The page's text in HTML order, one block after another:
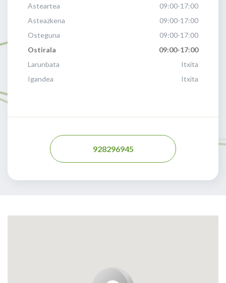
Asteartea
09:00-17:00
Asteazkena
09:00-17:00
Osteguna
09:00-17:00
Ostirala
09:00-17:00
Larunbata
Itxita
Igandea
Itxita
928296945